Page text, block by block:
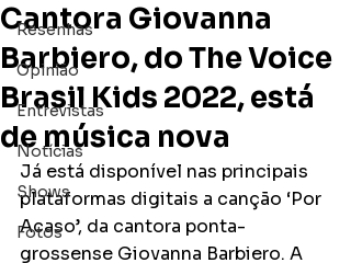
Resenhas
Opinião
Entrevistas
Notícias
Shows
Fotos
Cantora Giovanna
Barbiero, do The Voice
Brasil Kids 2022, está
de música nova
Já está disponível nas principais
plataformas digitais a canção ‘Por
Acaso’, da cantora ponta-
grossense Giovanna Barbiero. A